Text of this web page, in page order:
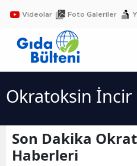
Videolar Foto Galeriler
Okratoksin
Son Dakika
Haberleri